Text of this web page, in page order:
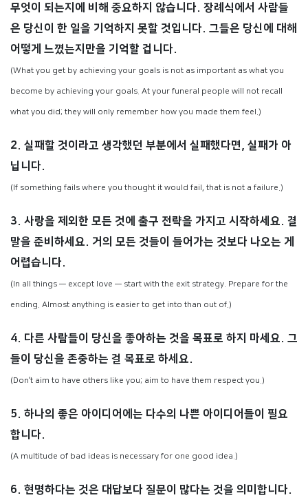
무엇이 되는지에 비해 중요하지 않습니다. 장례식에서 사람들
은 당신이 한 일을 기억하지 못할 것입니다. 그들은 당신에 대해
어떻게 느꼈는지만을 기억할 겁니다.
(What you get by achieving your goals is not as important as what you
become by achieving your goals. At your funeral people will not recall
what you did; they will only remember how you made them feel.)
2. 실패할 것이라고 생각했던 부분에서 실패했다면, 실패가 아
닙니다.
(If something fails where you thought it would fail, that is not a failure.)
3. 사랑을 제외한 모든 것에 출구 전략을 가지고 시작하세요. 결
말을 준비하세요. 거의 모든 것들이 들어가는 것보다 나오는 게
어렵습니다.
(In all things — except love — start with the exit strategy. Prepare for the
ending. Almost anything is easier to get into than out of.)
4. 다른 사람들이 당신을 좋아하는 것을 목표로 하지 마세요. 그
들이 당신을 존중하는 걸 목표로 하세요.
(Don’t aim to have others like you; aim to have them respect you.)
5. 하나의 좋은 아이디어에는 다수의 나쁜 아이디어들이 필요
합니다.
(A multitude of bad ideas is necessary for one good idea.)
6. 현명하다는 것은 대답보다 질문이 많다는 것을 의미합니다.